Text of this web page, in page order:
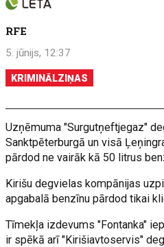
RFE
5. jūnijs, 12:37
KRIMINĀLZIŅAS
Uzņēmuma "Surgutņeftjegaz"
Sanktpēterburgā un visā
pārdod ne vairāk kā 50 litrus
Kirišu degvielas kompānijas
apgabalā benzīnu pārdod tikai
Tīmekļa izdevums "Fontanka"
ir spēkā arī "Kirišiavtoservis"